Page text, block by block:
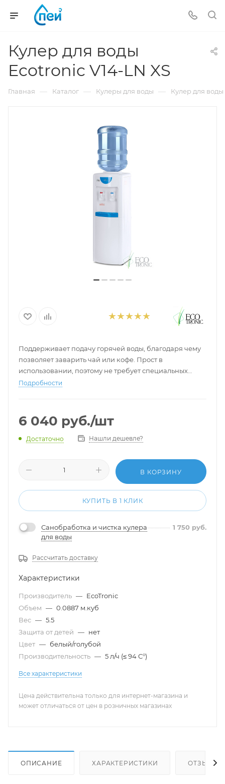
Кулер для воды
Ecotronic V14-LN XS
Главная — Каталог — Кулеры для воды — Кулер для воды
Поддерживает подачу горячей воды, благодаря чему
позволяет заварить чай или кофе. Прост в
использовании, поэтому не требует специальных
навыков. За счет прочного корпуса прослужит долгое
Подробности
6 040 руб./шт
Достаточно Нашли дешевле?
В КОРЗИНУ
КУПИТЬ В 1 КЛИК
Санобработка и чистка кулера
для воды
1 750 руб.
Рассчитать доставку
Характеристики
Производитель — EcoTronic
Объем — 0.0887 м.куб
Вес — 5.5
Защита от детей — нет
Цвет — белый/голубой
Производительность — 5 л/ч (≤ 94 C°)
Все характеристики
Цена действительна только для интернет-магазина и
может отличаться от цен в розничных магазинах
ОПИСАНИЕ ХАРАКТЕРИСТИКИ ОТЗЫВЫ